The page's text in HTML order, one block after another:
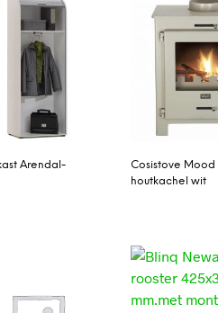
Arendal-
Cosistove Mood
houtkachel wit